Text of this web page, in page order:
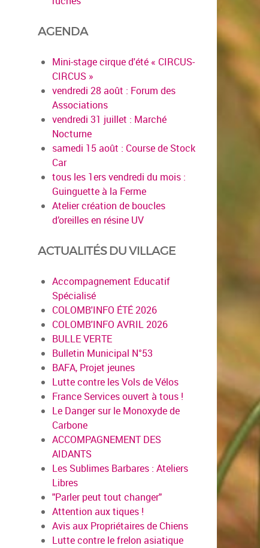
AGENDA
Mini-stage cirque d'été « CIRCUS-
CIRCUS »
vendredi 28 août : Forum des
Associations
vendredi 31 juillet : Marché
Nocturne
samedi 15 août : Course de Stock
Car
tous les 1ers vendredi du mois :
Guinguette à la Ferme
Atelier création de boucles
d’oreilles en résine UV
ACTUALITÉS DU VILLAGE
Accompagnement Educatif
Spécialisé
COLOMB'INFO ÉTÉ 2026
COLOMB'INFO AVRIL 2026
BULLE VERTE
Bulletin Municipal N°53
BAFA, Projet jeunes
Lutte contre les Vols de Vélos
France Services ouvert à tous !
Le Danger sur le Monoxyde de
Carbone
ACCOMPAGNEMENT DES
AIDANTS
Les Sublimes Barbares : Ateliers
Libres
"Parler peut tout changer"
Attention aux tiques !
Avis aux Propriétaires de Chiens
Lutte contre le frelon asiatique